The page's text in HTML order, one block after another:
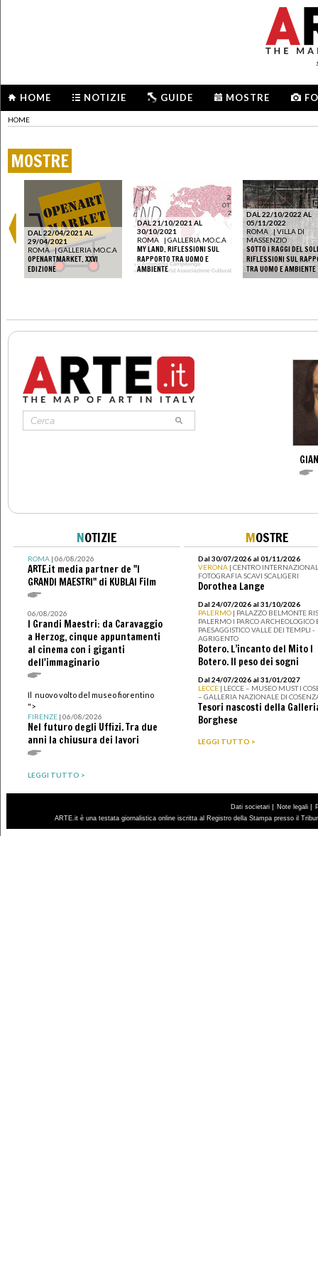
HOME NOTIZIE GUIDE MOSTRE
HOME
MOSTRE
DAL 22/04/2021 AL
29/04/2021
ROMA |GALLERIA MO.C.A
OPENARTMARKET. XXVI
EDIZIONE
DAL 21/10/2021 AL
30/10/2021
ROMA
| GALLERIA MO.C.A
MY LAND. RIFLESSIONI SUL
RAPPORTO TRA UOMO E
AMBIENTE
DAL 22/10/2022 AL
05/11/2022
ROMA | VILLA DI
MASSENZIO
SOTTO I RAGGI DEL
RIFLESSIONI SUL
TRA UOMO E AMBIENTE
NOTIZIE
ROMA| 06/08/2026
ARTE.it media partner de "I
GRANDI MAESTRI" di KUBLAI Film
06/08/2026
I Grandi Maestri: da Caravaggio
a Herzog, cinque appuntamenti
al cinema con i giganti
dell'immaginario
Il nuovo volto del museo fiorentino
">
FIRENZE| 06/08/2026
Nel futuro degli Uffizi. Tra due
anni la chiusura dei lavori
LEGGI TUTTO >
MOSTRE
Dal 30/07/2026 al 01/11/2026
VERONA | CENTRO
FOTOGRAFIA SCAVI SCALIGERI
Dorothea Lange
Dal 24/07/2026 al 31/10/2026
PALERMO | PALAZZO BELMONTE
PALERMO I PARCO ARCHEOLOGICO
PAESAGGISTICO VALLE DEI TEMPLI -
AGRIGENTO
Botero. L’incanto del Mito I
Botero. Il peso dei sogni
Dal 24/07/2026 al 31/01/2027
LECCE | LECCE – MUSEO MUST I
– GALLERIA NAZIONALE DI
Tesori nascosti della
Borghese
LEGGI TUTTO >
Dati societari | Note legali |
ARTE.it è una testata giornalistica online iscritta al Registro della Stampa presso il